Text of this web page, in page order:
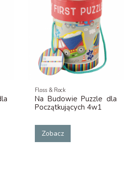
Floss & Rock
Na Budowie Puzzle dla
Początkujących 4w1
Zobacz